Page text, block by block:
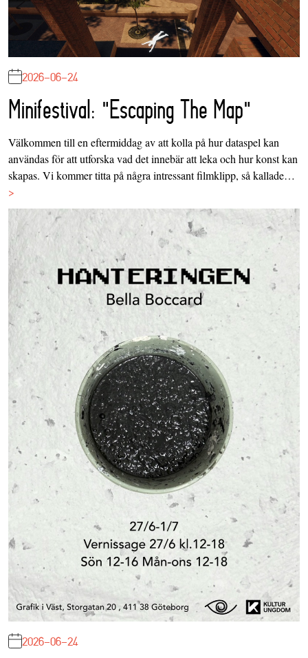
2026-06-24
Minifestival: "Escaping The Map"
Välkommen till en eftermiddag av att kolla på hur dataspel kan
användas för att utforska vad det innebär att leka och hur konst kan
skapas. Vi kommer titta på några intressant filmklipp, så kallade…
>
2026-06-24